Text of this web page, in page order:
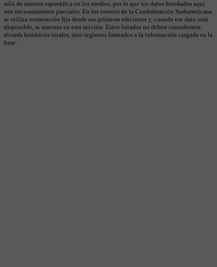
sólo de manera esporádica en los medios, por lo que los datos brindados aquí
son necesariamente parciales. En los torneos de la Confederación Sudamericana
se utiliza numeración fija desde sus primeras ediciones y, cuando ese dato está
disponible, se muestra en esta sección. Estos listados no deben considerarse
récords históricos totales, sino registros limitados a la información cargada en la
base.